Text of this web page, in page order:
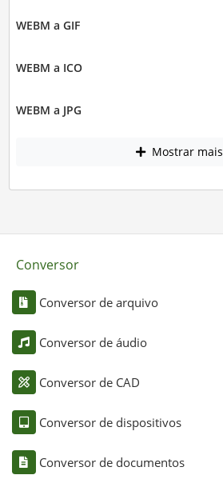
WEBM a GIF
WEBM a ICO
WEBM a JPG
Mostrar mais
Conversor
Conversor de arquivo
Conversor de áudio
Conversor de CAD
Conversor de dispositivos
Conversor de documentos